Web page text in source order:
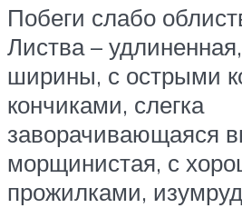
Побеги слабо
Листва –
ширины, с острыми
кончиками, слегка
заворачивающаяся
морщинистая, с
прожилками,